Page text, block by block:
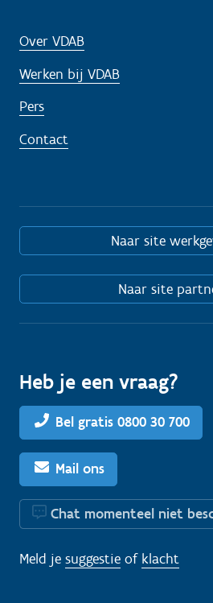
Over VDAB
Werken bij VDAB
Pers
Contact
Naar site
Naar site
Heb je een vraag?
Bel gratis 0800 30 700
Mail ons
Chat momenteel niet
Meld je suggestie of klacht